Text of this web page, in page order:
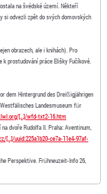
na švédské území. Někteří
si odvezli zpět do svých domovských
obrazech, ale i knihách). Pro
k prostudování práce Elišky Fučíkové.
dem Hintergrund des Dreißigjährigen
Landesmuseum für
[…]/wfd-txt2-16.htm
na dvoře Rudolfa II. Praha: Aventinum,
[…]/uuid:225a1b20-ce7a-11e4-97af-
Perspektive. Frühneuzeit-Info 26,